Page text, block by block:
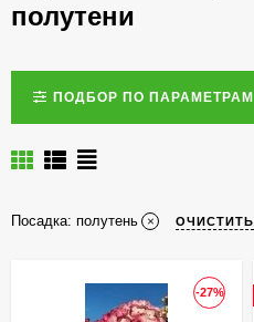
полутени
ПОДБОР ПО ПАРАМЕТРАМ
Посадка: полутень ОЧИСТИТЬ
-27%